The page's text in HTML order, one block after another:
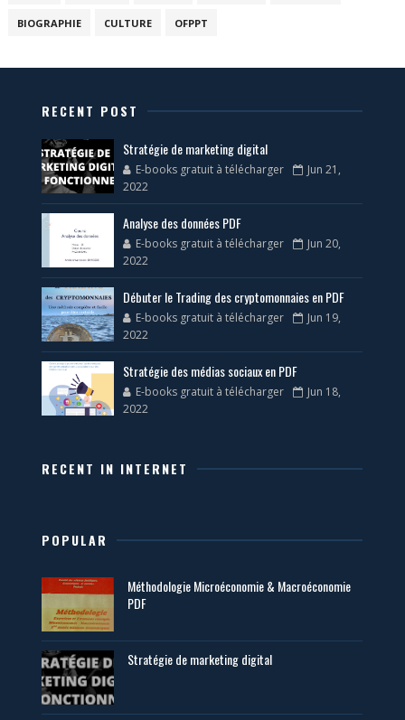
BIOGRAPHIE CULTURE OFPPT
RECENT POST
Stratégie de marketing digital
E-books gratuit à télécharger
Jun 21,
2022
Analyse des données PDF
E-books gratuit à télécharger
Jun 20,
2022
Débuter le Trading des cryptomonnaies en PDF
E-books gratuit à télécharger
Jun 19,
2022
Stratégie des médias sociaux en PDF
E-books gratuit à télécharger
Jun 18,
2022
RECENT IN INTERNET
POPULAR
Méthodologie Microéconomie & Macroéconomie
PDF
Stratégie de marketing digital